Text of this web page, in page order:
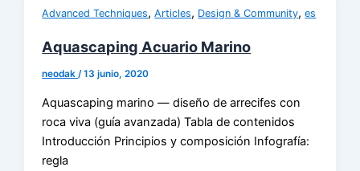
Advanced Techniques,Articles, Design & Community,es
Aquascaping Acuario Marino
neodak/13 junio, 2020
Aquascaping marino — diseño de arrecifes con
roca viva (guía avanzada) Tabla de contenidos
Introducción Principios y composición Infografía:
regla